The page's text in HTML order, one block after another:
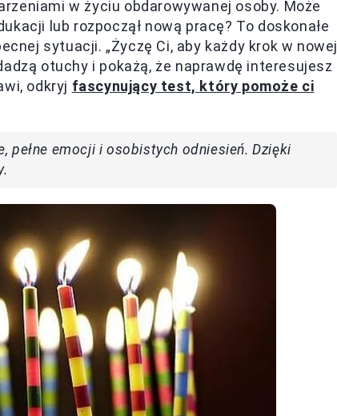
w życiu obdarowywanej osoby. Może
lub rozpoczął nową pracę? To doskonałe
sytuacji. „Życzę Ci, aby każdy krok w nowej
otuchy i pokażą, że naprawdę interesujesz
odkryj fascynujący test, który pomoże ci
pełne emocji i osobistych odniesień. Dzięki